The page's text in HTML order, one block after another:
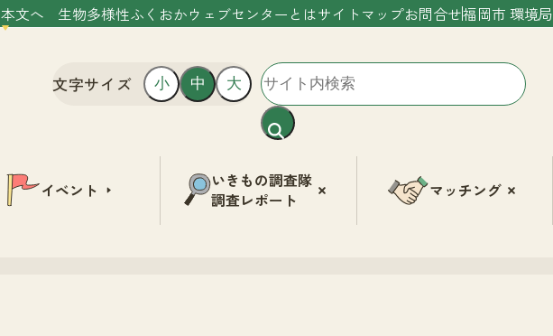
本文へ 生物多様性ふくおかウェブセンターとはサイトマップお問合せ福岡市 環境局
文字サイズ 小 中 大
イベント
いきもの調査隊
調査レポート
マッチング